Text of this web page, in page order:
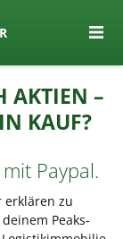
AKTIEN –
KAUF?
Paypal.
erklären zu
Peaks-